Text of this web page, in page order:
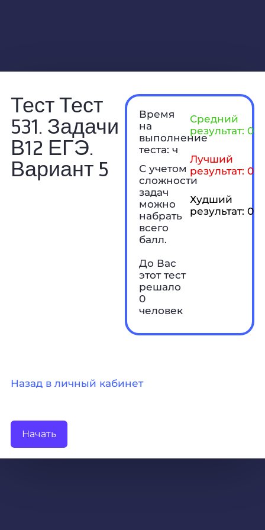
Тест Тест
531. Задачи
В12 ЕГЭ.
Вариант 5
Время
на
выполнение
теста: ч
С учетом
сложности
задач
можно
набрать
всего
балл.
До Вас
этот тест
решало
0
человек
Средний
результат: 0
Лучший
результат: 0
Худший
результат: 0
Назад в личный кабинет
Начать